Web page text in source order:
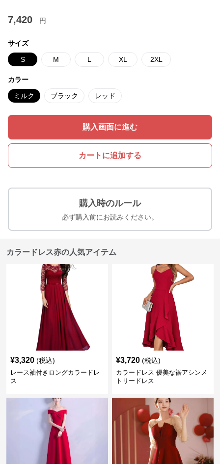
7,420 円
サイズ
S M L XL 2XL
カラー
ミルク ブラック レッド
購入画面に進む
カートに追加する
購入時のルール
必ず購入前にお読みください。
カラードレス赤の人気アイテム
¥3,320 (税込)
レース袖付きロングカラードレ
ス
¥3,720 (税込)
カラードレス 優美な裾アシンメ
トリードレス